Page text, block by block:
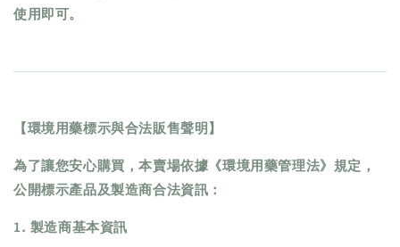
使用即可。
【環境用藥標示與合法販售聲明】
為了讓您安心購買，本賣場依據《環境用藥管理法》規定，
公開標示產品及製造商合法資訊：
1. 製造商基本資訊